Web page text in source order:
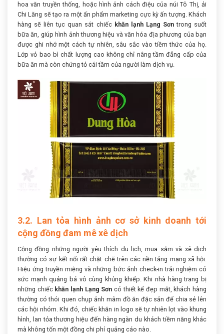
hoa văn truyền thống, hoặc hình ảnh cách điệu của núi Tô Thị, ải
Chi Lăng sẽ tạo ra một ấn phẩm marketing cực kỳ ấn tượng. Khách
hàng sẽ liên tục quan sát chiếc khăn lạnh Lạng Sơntrong suốt
bữa ăn, giúp hình ảnh thương hiệu và văn hóa địa phương của bạn
được ghi nhớ một cách tự nhiên, sâu sắc vào tiềm thức của họ.
Lớp vỏ bao bì chất lượng cao không chỉ nâng tầm đẳng cấp của
bữa ăn mà còn chứng tỏ cái tầm của người làm dịch vụ.
3.2. Lan tỏa hình ảnh cơ sở kinh doanh tới
cộng đồng đam mê xê dịch
Cộng đồng những người yêu thích du lịch, mua sắm và xê dịch
thường có sự kết nối rất chặt chẽ trên các nền tảng mạng xã hội.
Hiệu ứng truyền miệng và những bức ảnh check-in trải nghiệm có
sức mạnh quảng bá vô cùng khủng khiếp. Khi nhà hàng trang bị
những chiếc khăn lạnh Lạng Sơn có thiết kế đẹp mắt, khách hàng
thường có thói quen chụp ảnh mâm đồ ăn đặc sản để chia sẻ lên
các hội nhóm. Khi đó, chiếc khăn in logo sẽ tự nhiên lọt vào khung
hình, lan tỏa thương hiệu đến hàng ngàn du khách tiềm năng khác
mà không tốn một đồng chi phí quảng cáo nào.